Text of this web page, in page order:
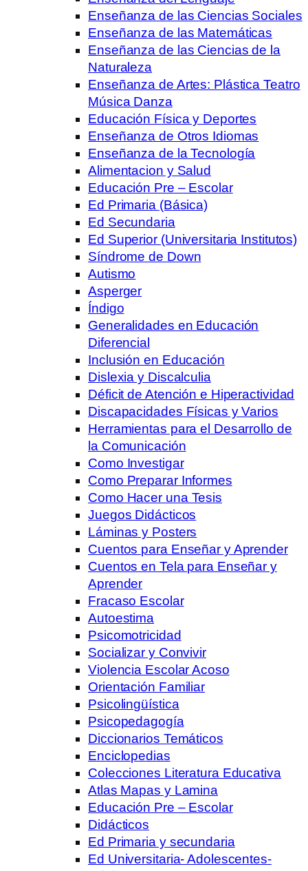
Enseñanza de las Ciencias Sociales
Enseñanza de las Matemáticas
Enseñanza de las Ciencias de la
Naturaleza
Enseñanza de Artes: Plástica Teatro
Música Danza
Educación Física y Deportes
Enseñanza de Otros Idiomas
Enseñanza de la Tecnología
Alimentacion y Salud
Educación Pre – Escolar
Ed Primaria (Básica)
Ed Secundaria
Ed Superior (Universitaria Institutos)
Síndrome de Down
Autismo
Asperger
Índigo
Generalidades en Educación
Diferencial
Inclusión en Educación
Dislexia y Discalculia
Déficit de Atención e Hiperactividad
Discapacidades Físicas y Varios
Herramientas para el Desarrollo de
la Comunicación
Como Investigar
Como Preparar Informes
Como Hacer una Tesis
Juegos Didácticos
Láminas y Posters
Cuentos para Enseñar y Aprender
Cuentos en Tela para Enseñar y
Aprender
Fracaso Escolar
Autoestima
Psicomotricidad
Socializar y Convivir
Violencia Escolar Acoso
Orientación Familiar
Psicolingüística
Psicopedagogía
Diccionarios Temáticos
Enciclopedias
Colecciones Literatura Educativa
Atlas Mapas y Lamina
Educación Pre – Escolar
Didácticos
Ed Primaria y secundaria
Ed Universitaria- Adolescentes-